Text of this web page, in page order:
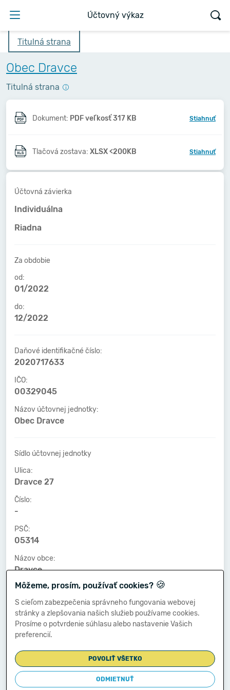
Účtovný výkaz
Titulná strana
Obec Dravce
Titulná strana
Dokument: PDF veľkosť 317 KB Stiahnuť
Tlačová zostava: XLSX <200KB Stiahnuť
Účtovná závierka
Individuálna
Riadna
Za obdobie
od:
01/2022
do:
12/2022
Daňové identifikačné číslo:
2020717633
IČO:
00329045
Názov účtovnej jednotky:
Obec Dravce
Sídlo účtovnej jednotky
Ulica:
Dravce 27
Číslo:
-
PSČ:
05314
Názov obce:
Dravce
Číslo telefónu:
-
Číslo faxu:
-
-
Môžeme, prosím, používať cookies? 🍪
S cieľom zabezpečenia správneho fungovania webovej
stránky a zlepšovania našich služieb používame cookies.
Prosíme o potvrdenie súhlasu alebo nastavenie Vašich
preferencií.
POVOLIŤ VŠETKO
ODMIETNUŤ